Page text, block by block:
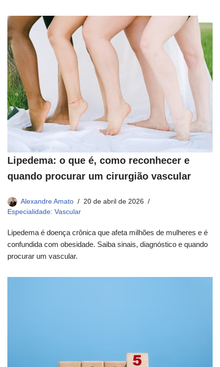
Lipedema: o que é, como reconhecer e
quando procurar um cirurgião vascular
Alexandre Amato
20 de abril de 2026
Especialidade: Vascular
Lipedema é doença crônica que afeta milhões de mulheres e é
confundida com obesidade. Saiba sinais, diagnóstico e quando
procurar um vascular.